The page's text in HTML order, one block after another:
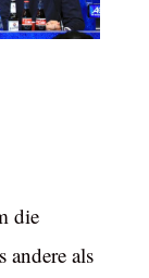
die
andere als